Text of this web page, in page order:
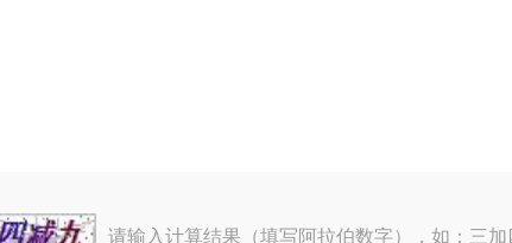
请输入计算结果（填写阿拉伯数字），如：三加